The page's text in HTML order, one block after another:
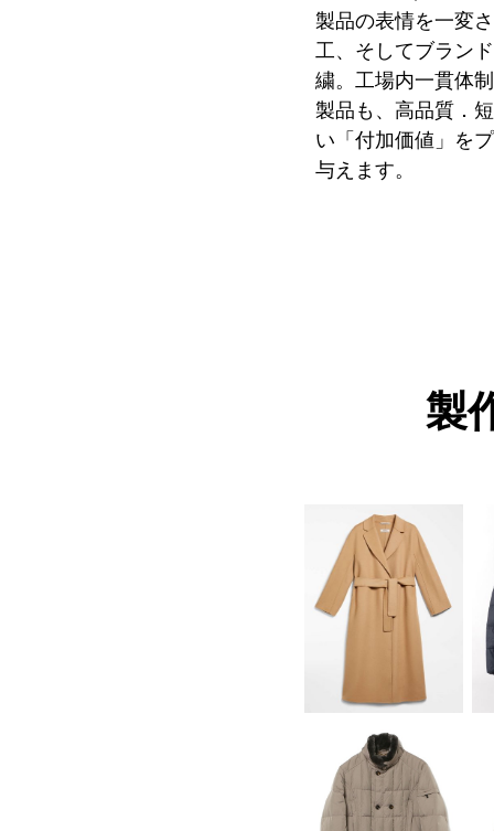
製品の表情を一変
工、そしてブラン
繍。工場内一貫体
製品も、高品質．
い「付加価値」を
与えます。
製